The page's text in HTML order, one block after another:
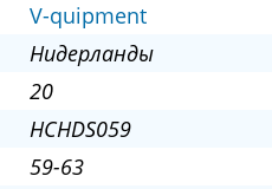
V-quipment
Нидерланды
20
HCHDS059
59-63